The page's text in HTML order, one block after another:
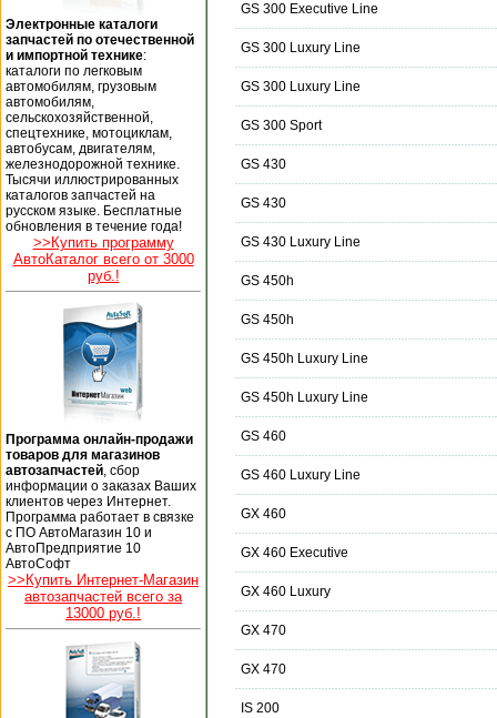
Электронные каталоги
запчастей по отечественной
и импортной технике:
каталоги по легковым
автомобилям, грузовым
автомобилям,
сельскохозяйственной,
спецтехнике, мотоциклам,
автобусам, двигателям,
железнодорожной технике.
Тысячи иллюстрированных
каталогов запчастей на
русском языке. Бесплатные
обновления в течение года!
>>Купить программу
АвтоКаталог всего от 3000
руб.!
Программа онлайн-продажи
товаров для магазинов
автозапчастей , сбор
информации о заказах Ваших
клиентов через Интернет.
Программа работает в связке
с ПО АвтоМагазин 10 и
АвтоПредприятие 10
АвтоСофт
>>Купить Интернет-Магазин
автозапчастей всего за
13000 руб.!
GS 300 Executive Line
GS 300 Luxury Line
GS 300 Luxury Line
GS 300 Sport
GS 430
GS 430
GS 430 Luxury Line
GS 450h
GS 450h
GS 450h Luxury Line
GS 450h Luxury Line
GS 460
GS 460 Luxury Line
GX 460
GX 460 Executive
GX 460 Luxury
GX 470
GX 470
IS 200